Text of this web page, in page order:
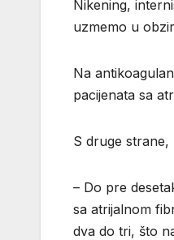
Nikening,
uzmemo u
Na
pacijenata sa
S druge
– Do pre
sa atrijalnom
dva do tri, što